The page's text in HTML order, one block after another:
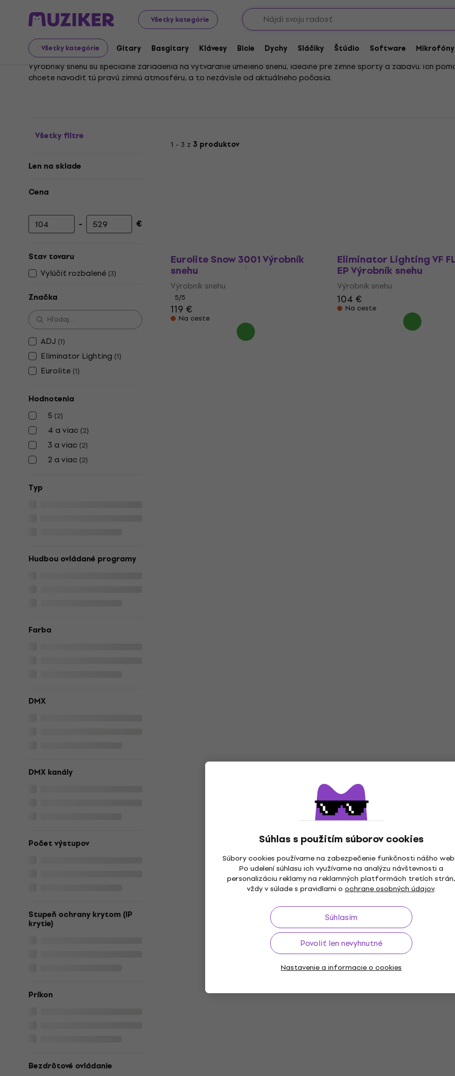
Všetky kategórie
Všetky kategórie Gitary Basgitary Klávesy Bicie Dychy Sláčiky Štúdio Software Mikrofóny
Súhlas s použitím súborov cookies
Súbory cookies používame na zabezpečenie funkčnosti nášho
Po udelení súhlasu ich využívame na analýzu návštevnosti a
personalizáciu reklamy na reklamných platformách tretích strán,
vždy v súlade s pravidlami o ochrane osobných údajov.
Súhlasím
Povoliť len nevyhnutné
Nastavenie a informacie o cookies
Hudobné nástroje Svetlá Výrobníky Výrobníky snehu
Výrobníky snehu
Výrobníky snehu sú špeciálne zariadenia na vytváranie umelého snehu, ideálne pre zimné športy a zábavu. Ich
chcete navodiť tú pravú zimnú atmosféru, a to nezávisle od aktuálneho počasia.
Všetky filtre
Len na sklade
Cena
Minimálna cena
- Maximálna cena
€
Stav tovaru
Vylúčiť rozbalené (3)
Značka
ADJ (1)
Eliminator Lighting (1)
Eurolite (1)
Hodnotenia
5 (2)
4 a viac (2)
3 a viac (2)
2 a viac (2)
Typ
Hudbou ovládané programy
Farba
DMX
DMX kanály
Počet výstupov
Stupeň ochrany krytom (IP
krytie)
Príkon
Bezdrôtové ovládanie
1 - 3 z 3 produktov
Eurolite Snow 3001 Výrobník
snehu
Výrobník snehu
5/5
119 €
Na ceste
Eliminator Lighting VF
EP Výrobník snehu
Výrobník snehu
104 €
Na ceste